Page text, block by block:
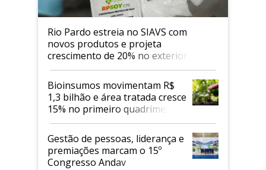
Rio Pardo estreia no SIAVS com
novos produtos e projeta
crescimento de 20% no exterior
Bioinsumos movimentam R$
1,3 bilhão e área tratada cresce
15% no primeiro quadrimestre
de 2026
Gestão de pessoas, liderança e
premiações marcam o 15º
Congresso Andav